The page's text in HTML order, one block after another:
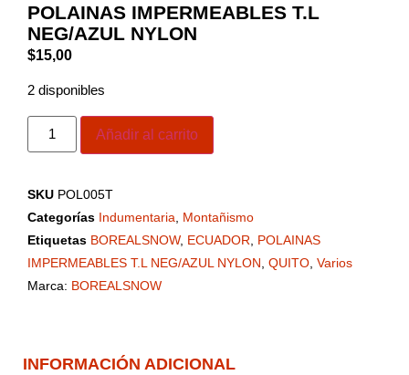
POLAINAS IMPERMEABLES T.L
NEG/AZUL NYLON
$15,00
2 disponibles
Añadir al carrito
SKU POL005T
Categorías Indumentaria
Montañismo
Etiquetas BOREALSNOW, ECUADOR
POLAINAS
IMPERMEABLES T.L NEG/AZUL NYLON QUITO Varios
Marca: BOREALSNOW
INFORMACIÓN ADICIONAL